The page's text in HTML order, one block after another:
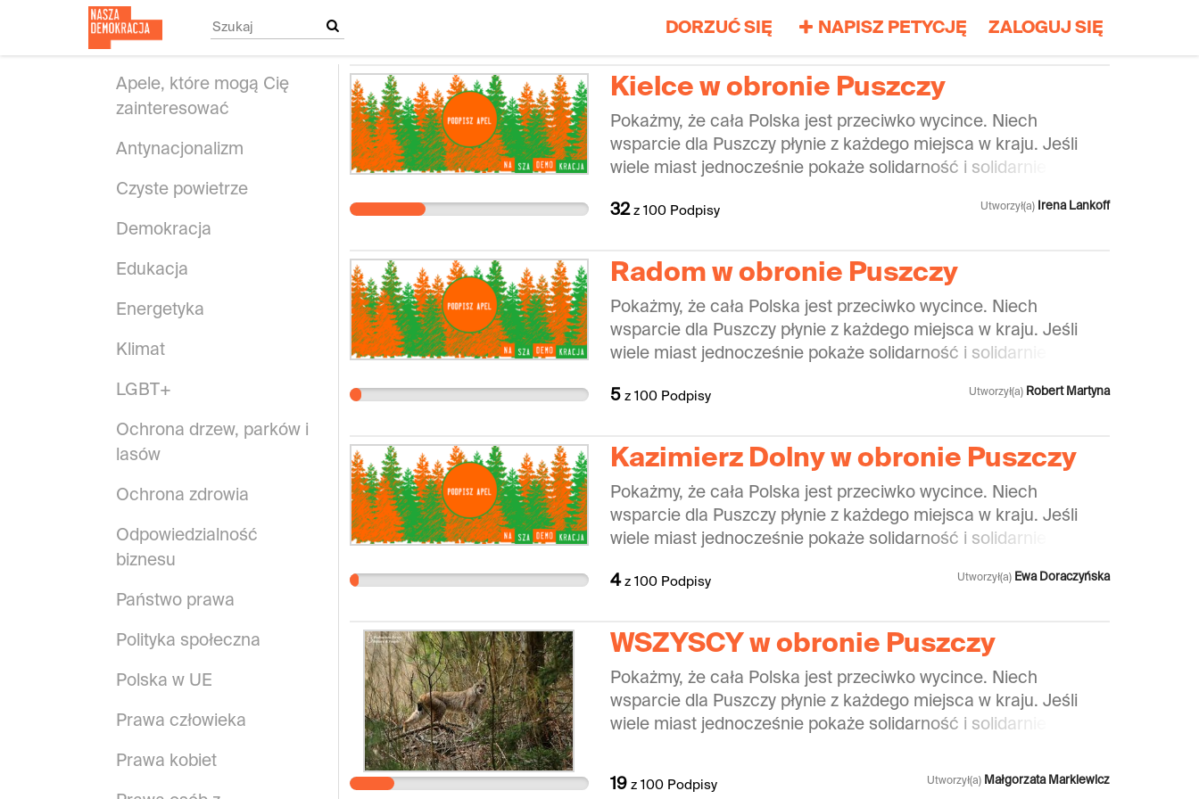
treści
DORZUĆ SIĘ NAPISZ PETYCJĘ ZALOGUJ SIĘ
Apele, które mogą Cię
zainteresować
Antynacjonalizm
Czyste powietrze
Demokracja
Edukacja
Energetyka
Klimat
LGBT+
Ochrona drzew, parków i
lasów
Ochrona zdrowia
Odpowiedzialność
biznesu
Państwo prawa
Polityka społeczna
Polska w UE
Prawa człowieka
Prawa kobiet
Kielce w obronie Puszczy
Pokażmy, że cała Polska jest przeciwko wycince. Niech
wsparcie dla Puszczy płynie z każdego miejsca w kraju. Jeśli
wiele miast jednocześnie pokaże solidarność i solidarnie będzie
zignorować. Zbudujmy wielki ruch społeczny. Jest to też sposób
oraz lokalnej społeczności, którzy działają na miejscu. To dla
nich dużo znaczy.
32z 100Podpisy Utworzył(a) Irena Lankoff
Radom w obronie Puszczy
Pokażmy, że cała Polska jest przeciwko wycince. Niech
wsparcie dla Puszczy płynie z każdego miejsca w kraju. Jeśli
wiele miast jednocześnie pokaże solidarność i solidarnie będzie
zignorować. Zbudujmy wielki ruch społeczny. Jest to też sposób
oraz lokalnej społeczności, którzy działają na miejscu. To dla
nich dużo znaczy.
5z 100Podpisy Utworzył(a) Robert Martyna
Kazimierz Dolny w obronie Puszczy
Pokażmy, że cała Polska jest przeciwko wycince. Niech
wsparcie dla Puszczy płynie z każdego miejsca w kraju. Jeśli
wiele miast jednocześnie pokaże solidarność i solidarnie będzie
zignorować. Zbudujmy wielki ruch społeczny. Jest to też sposób
oraz lokalnej społeczności, którzy działają na miejscu. To dla
nich dużo znaczy.
4z 100Podpisy Utworzył(a) Ewa Doraczyńska
WSZYSCY w obronie Puszczy
Pokażmy, że cała Polska jest przeciwko wycince. Niech
wsparcie dla Puszczy płynie z każdego miejsca w kraju. Jeśli
wiele miast jednocześnie pokaże solidarność i solidarnie będzie
zignorować. Zbudujmy wielki ruch społeczny. Jest to też sposób
na przekazanie solidarności i wsparcia aktywistom i aktywistkom
19z 100Podpisy Utworzył(a) Małgorzata Markiewicz